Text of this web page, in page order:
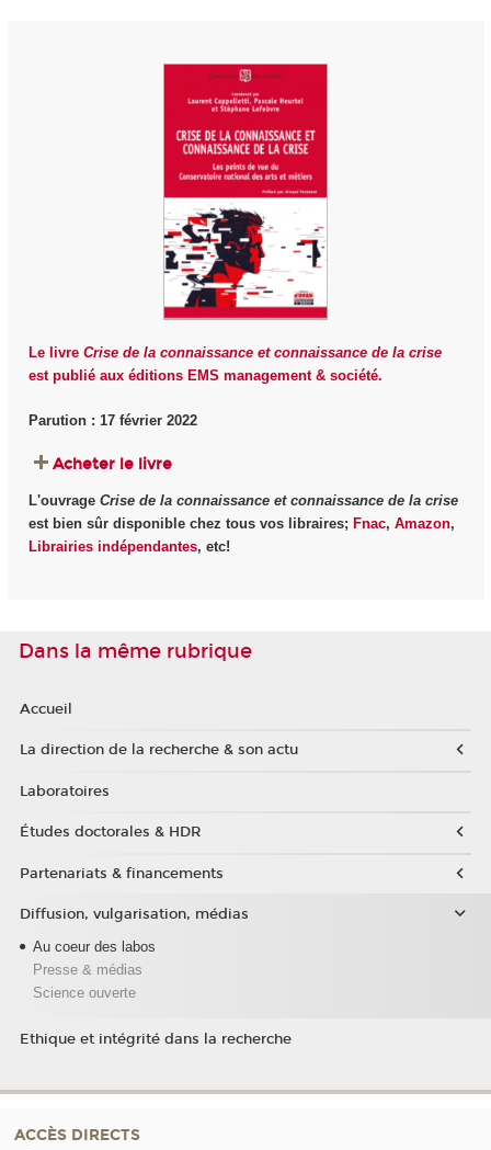
Le livre Crise de la connaissance et connaissance de la crise
est publié aux éditions EMS management & société.
Parution : 17 février 2022
Acheter le livre
L'ouvrage Crise de la connaissance et connaissance de la crise
est bien sûr disponible chez tous vos libraires; Fnac, Amazon,
Librairies indépendantes, etc!
Dans la même rubrique
Accueil
La direction de la recherche & son actu
Laboratoires
Études doctorales & HDR
Partenariats & financements
Diffusion, vulgarisation, médias
Au coeur des labos
Presse & médias
Science ouverte
Ethique et intégrité dans la recherche
ACCÈS DIRECTS